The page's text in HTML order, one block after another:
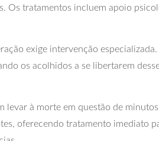
Os tratamentos incluem apoio
exige intervenção
os acolhidos a se libertarem
levar à morte em questão de
oferecendo tratamento imediato